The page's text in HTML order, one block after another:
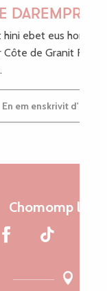
DAREMPRED !
ebet eus hor
de Granit Rose,
En em enskrivit d'hor
Chomomp